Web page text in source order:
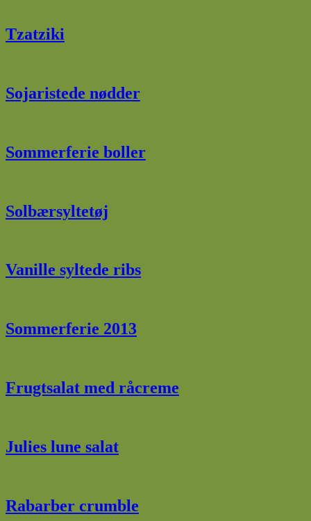
Tzatziki
Sojaristede nødder
Sommerferie boller
Solbærsyltetøj
Vanille syltede ribs
Sommerferie 2013
Frugtsalat med råcreme
Julies lune salat
Rabarber crumble